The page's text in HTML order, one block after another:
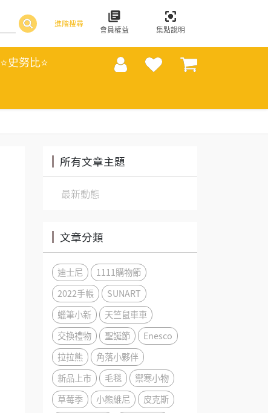
進階搜尋
會員權益 集點說明
⭐史努比⭐
所有文章主題
最新動態
文章分類
迪士尼
1111購物節
2022手帳
SUNART
蠟筆小新
天竺鼠車車
交換禮物
聖誕節
Enesco
拉拉熊
角落小夥伴
新品上市
毛毯
禦寒小物
草莓季
小熊維尼
皮克斯